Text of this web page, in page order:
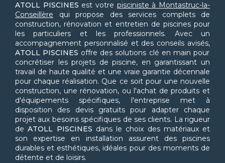
ATOLL PISCINES est votre pisciniste à Montastruc-la-
Conseillère qui propose des services complets de
construction, rénovation et entretien de piscines pour
les particuliers et les professionnels. Avec un
accompagnement personnalisé et des conseils avisés,
ATOLL PISCINES offre des solutions clé en main pour
concrétiser les projets de piscine, en garantissant un
travail de haute qualité et une vraie garantie décennale
pour chaque réalisation. Que ce soit pour une nouvelle
construction, une rénovation, ou l'achat de produits et
d'équipements spécifiques, l'entreprise met à
disposition des devis gratuits pour adapter chaque
projet aux besoins spécifiques de ses clients. La rigueur
deATOLL PISCINES dans le choix des matériaux et
son expertise en installation assurent des piscines
durables et esthétiques, idéales pour des moments de
détente et de loisirs.